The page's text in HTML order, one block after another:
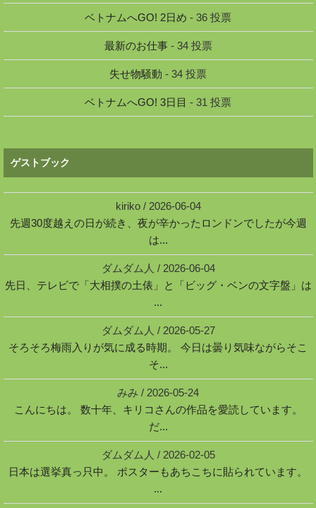
ベトナムへGO! 2日め - 36 投票
最新のお仕事- 34 投票
失せ物騒動 - 34 投票
ベトナムへGO! 3日目 - 31 投票
ゲストブック
kiriko/ 2026-06-04
先週30度越えの日が続き、夜が辛かったロンドンでしたが今週
は...
ダムダム人 / 2026-06-04
先日、テレビで「大相撲の土俵」と「ビッグ・ベンの文字盤」は
...
ダムダム人 / 2026-05-27
そろそろ梅雨入りが気に成る時期。 今日は曇り気味ながらそこ
そ...
みみ / 2026-05-24
こんにちは。 数十年、キリコさんの作品を愛読しています。
だ...
ダムダム人 / 2026-02-05
日本は選挙真っ只中。 ポスターもあちこちに貼られています。
...